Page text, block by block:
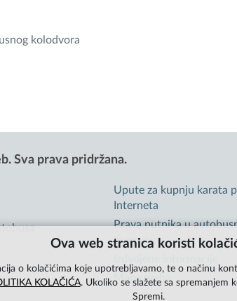
kolodvora
Sva prava pridržana.
Upute za kupnju karata
Interneta
Prava putnika u
prometu
Mapa weba
Ova web stranica koristi
o kolačićima koje upotrebljavamo, te o načinu
KOLAČIĆA. Ukoliko se slažete sa spremanjem
Spremi.